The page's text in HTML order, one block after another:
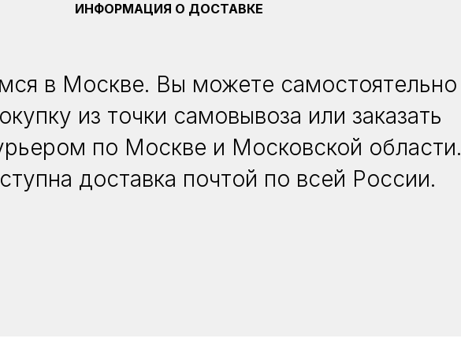
ИНФОРМАЦИЯ О ДОСТАВКЕ
в Москве. Вы можете самостоятельно
из точки самовывоза или заказать
по Москве и Московской области.
доставка почтой по всей России.